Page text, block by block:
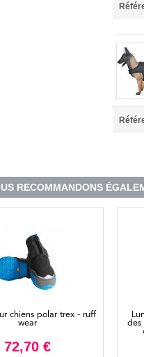
RECOMMANDONS
chiens polar trex - ruff
wear
72,70 €
des